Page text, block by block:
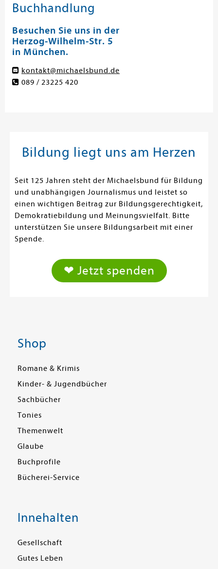
Buchhandlung
Besuchen Sie uns in der
Herzog-Wilhelm-Str. 5
in München.
kontakt@michaelsbund.de
089 / 23225 420
Bildung liegt uns am Herzen
Seit 125 Jahren steht der Michaelsbund für Bildung
und unabhängigen Journalismus und leistet so
einen wichtigen Beitrag zur Bildungsgerechtigkeit,
Demokratiebildung und Meinungsvielfalt. Bitte
unterstützen Sie unsere Bildungsarbeit mit einer
Spende.
❤ Jetzt spenden
Shop
Romane & Krimis
Kinder- & Jugendbücher
Sachbücher
Tonies
Themenwelt
Glaube
Buchprofile
Bücherei-Service
Innehalten
Gesellschaft
Gutes Leben